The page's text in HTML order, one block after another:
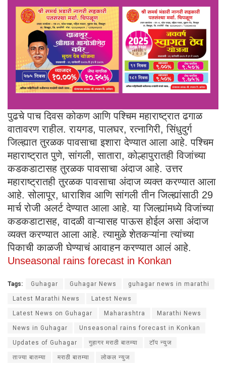
पुढचे पाच दिवस कोकण आणि पश्चिम महाराष्ट्रात ढगाळ
वातावरण राहील. रायगड, पालघर, रत्नागिरी, सिंधुदुर्ग
जिल्ह्यात तुरळक पावसाचा इशारा देण्यात आला आहे. पश्चिम
महाराष्ट्रात पुणे, सांगली, सातारा, कोल्हापुरातही विजांच्या
कडकडाटासह तुरळक पावसाचा अंदाज आहे. उत्तर
महाराष्ट्रातही तुरळक पावसाचा अंदाज व्यक्त करण्यात आला
आहे. सोलापूर, धाराशिव आणि सांगली तीन जिल्ह्यांसाठी 29
मार्च रोजी अलर्ट देण्यात आला आहे. या जिल्ह्यांमध्ये विजांच्या
कडकडाटासह, वादळी वाऱ्यासह पाऊस होईल असा अंदाज
व्यक्त करण्यात आला आहे. त्यामुळे शेतकऱ्यांना त्यांच्या
पिकाची काळजी घेण्याचं आवाहन करण्यात आलं आहे.
Unseasonal rains forecast in Konkan
Tags: Guhagar Guhagar News guhagar news in marathi
Latest Marathi News Latest News
Latest News on Guhagar Maharashtra Marathi News
News in Guhagar Unseasonal rains forecast in Konkan
Updates of Guhagar गुहागर मराठी बातम्या टॉप न्युज
ताज्या बातम्या मराठी बातम्या लोकल न्युज